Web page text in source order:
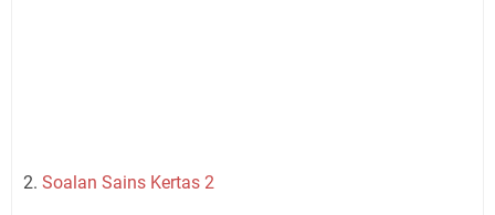
2. Soalan Sains Kertas 2